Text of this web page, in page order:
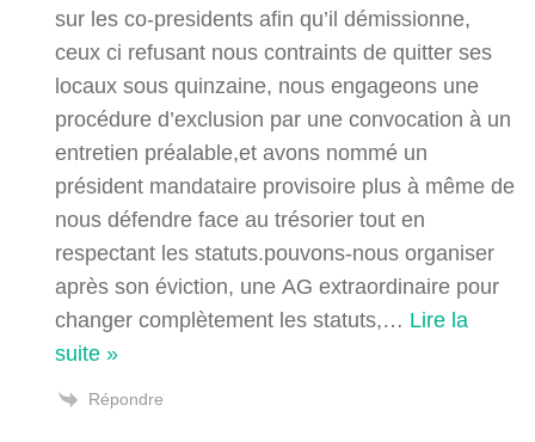
sur les co-presidents afin qu’il démissionne,
ceux ci refusant nous contraints de quitter ses
locaux sous quinzaine, nous engageons une
procédure d’exclusion par une convocation à un
entretien préalable,et avons nommé un
président mandataire provisoire plus à même de
nous défendre face au trésorier tout en
respectant les statuts.pouvons-nous organiser
après son éviction, une AG extraordinaire pour
changer complètement les statuts,… Lire la
suite »
Répondre